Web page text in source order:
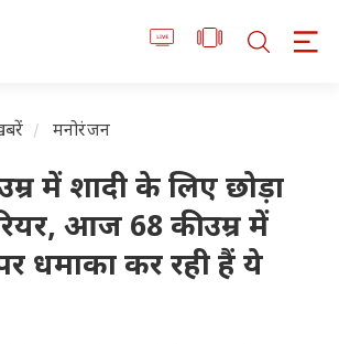
मनोरंजन
में शादी के लिए छोड़ा
आज 68 की उम्र में
धमाका कर रही हैं ये